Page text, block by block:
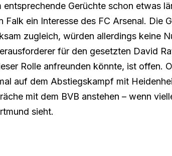
Gerüchte schon etwas
Falk ein Interesse des FC Arsenal. Die
zugleich, würden allerdings keine
für den gesetzten David
Rolle anfreunden könnte, ist offen.
auf dem Abstiegskampf mit
mit dem BVB anstehen – wenn
sieht.